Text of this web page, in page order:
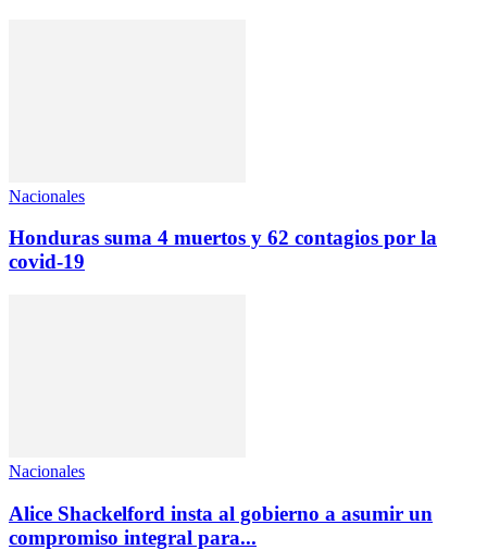
Nacionales
Honduras suma 4 muertos y 62 contagios por la
covid-19
Nacionales
Alice Shackelford insta al gobierno a asumir un
compromiso integral para...